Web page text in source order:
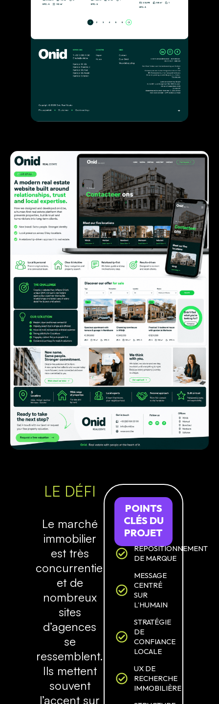
LE DÉFI
Le marché
immobilier
est très
concurrentiel
et de
nombreux
sites
d’agences
se
ressemblent.
Ils mettent
souvent
l’accent sur
POINTS
CLÉS DU
PROJET
REPOSITIONNEMENT
DE MARQUE
MESSAGE
CENTRÉ
SUR
L’HUMAIN
STRATÉGIE
DE
CONFIANCE
LOCALE
UX DE
RECHERCHE
IMMOBILIÈRE